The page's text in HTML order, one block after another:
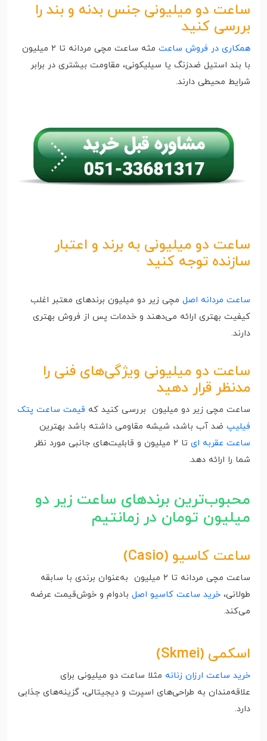
ساعت دو میلیونی جنس بدنه و بند را
بررسی کنید
همکاری در فروش ساعت
مثه ساعت مچی مردانه تا ۲ میلیون
با بند استیل ضدزنگ یا سیلیکونی، مقاومت بیشتری در برابر
شرایط محیطی دارند.
ساعت دو میلیونی به برند و اعتبار
سازنده توجه کنید
ساعت مردانه اصل مچی زیر دو میلیون برندهای معتبر اغلب
کیفیت بهتری ارائه می‌دهند و خدمات پس از فروش بهتری
دارند.
ساعت دو میلیونی ویژگی‌های فنی را
مدنظر قرار دهید
ساعت مچی زیر دو میلیون بررسی کنید که قیمت ساعت پتک
فیلیپ ضد آب باشد، شیشه مقاومی داشته باشد بهترین
ساعت عقربه ای
تا ۲ میلیون و قابلیت‌های جانبی مورد نظر
شما را ارائه دهد.
محبوب‌ترین برندهای ساعت زیر دو
میلیون تومان در زمانتیم
ساعت کاسیو (Casio)
ساعت مچی مردانه تا ۲ میلیون به‌عنوان برندی با سابقه
طولانی، خرید ساعت کاسیو اصل بادوام و خوش‌قیمت عرضه
می‌کند.
اسکمی (Skmei)
خرید ساعت ارزان زنانه مثلا ساعت دو میلیونی برای
علاقه‌مندان به طراحی‌های اسپرت و دیجیتالی، گزینه‌های جذابی
دارد.